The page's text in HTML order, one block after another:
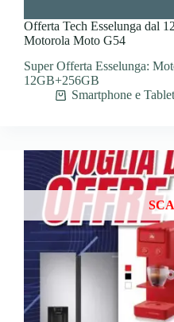
Offerta Tech Esselunga dal
Motorola Moto G54
Super Offerta Esselunga:
12GB+256GB
Smartphone e Tablet